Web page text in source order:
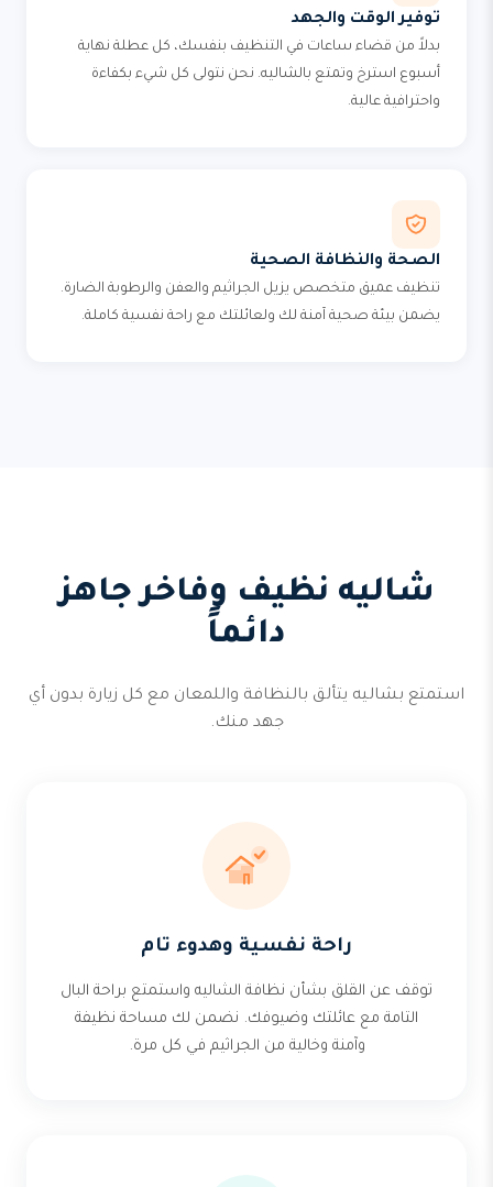
توفير الوقت والجهد
بدلاً من قضاء ساعات في التنظيف بنفسك، كل عطلة نهاية
أسبوع استرخ وتمتع بالشاليه. نحن نتولى كل شيء بكفاءة
واحترافية عالية.
الصحة والنظافة الصحية
تنظيف عميق متخصص يزيل الجراثيم والعفن والرطوبة الضارة.
يضمن بيئة صحية آمنة لك ولعائلتك مع راحة نفسية كاملة.
شاليه نظيف وفاخر جاهز
دائماً
استمتع بشاليه يتألق بالنظافة واللمعان مع كل زيارة بدون أي
جهد منك.
راحة نفسية وهدوء تام
توقف عن القلق بشأن نظافة الشاليه واستمتع براحة البال
التامة مع عائلتك وضيوفك. نضمن لك مساحة نظيفة
وآمنة وخالية من الجراثيم في كل مرة.